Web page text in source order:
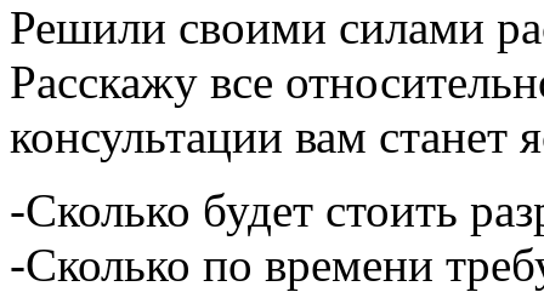
Решили своими силами
Расскажу все
консультации вам станет
-Сколько будет стоить
-Сколько по времени